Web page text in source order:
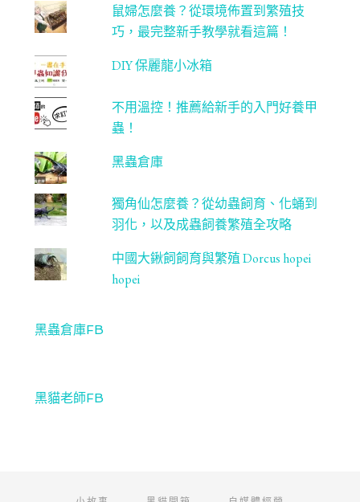
鼠婦怎麼養？從環境佈置到繁殖技
巧，最完整新手教學就看這篇！
DIY 保麗龍小冰箱
不用溫控！推薦給新手的入門好養甲
蟲！
黑蟲倉庫
獨角仙怎麼養？從幼蟲飼育、化蛹到
羽化，以及成蟲飼養繁殖全攻略
中國大鍬飼飼育與繁殖 Dorcus hopei
hopei
黑蟲倉庫FB
黑貓老師FB